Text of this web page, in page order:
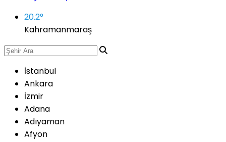
20.2°
Kahramanmaraş
İstanbul
Ankara
İzmir
Adana
Adıyaman
Afyon